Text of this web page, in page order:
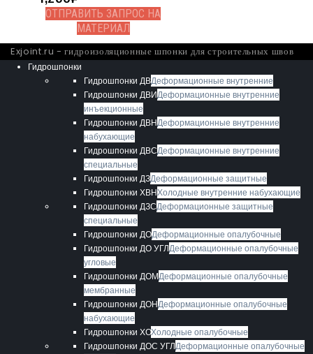
ОТПРАВИТЬ ЗАПРОС НА
МАТЕРИАЛ
Exjoint.ru - гидроизоляционные шпонки для строительных швов
Гидрошпонки
Гидрошпонки ДВДеформационные внутренние
Гидрошпонки ДВИДеформационные внутренние
инъекционные
Гидрошпонки ДВНДеформационные внутренние
набухающие
Гидрошпонки ДВСДеформационные внутренние
специальные
Гидрошпонки ДЗДеформационные защитные
Гидрошпонки ХВНХолодные внутренние набухающие
Гидрошпонки ДЗСДеформационные защитные
специальные
Гидрошпонки ДОДеформационные опалубочные
Гидрошпонки ДО УГЛДеформационные опалубочные
угловые
Гидрошпонки ДОМДеформационные опалубочные
мембранные
Гидрошпонки ДОНДеформационные опалубочные
набухающие
Гидрошпонки ХОХолодные опалубочные
Гидрошпонки ДОС УГЛДеформационные опалубочные